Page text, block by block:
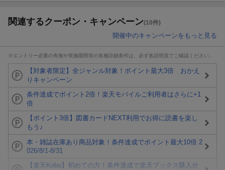
関連するクーポン・キャンペーン(10件)
開催中のキャンペーンをもっと見る
※エントリー必要の有無や実施期間等の各種詳細条件は、必ず各説明頁でご確認ください。
【対象者限定】全ジャンル対象！ポイント最大3倍 おかえ
りキャンペーン
条件達成でポイント2倍！楽天モバイルご利用者はさらに+1
倍
【ポイント3倍】図書カードNEXT利用でお得に読書を楽し
もう♪
本・雑誌在庫あり商品対象！条件達成でポイント最大10倍 2
026/8/1-8/31
【楽天Kobo】初めての方！条件達成で楽天ブックス購入分